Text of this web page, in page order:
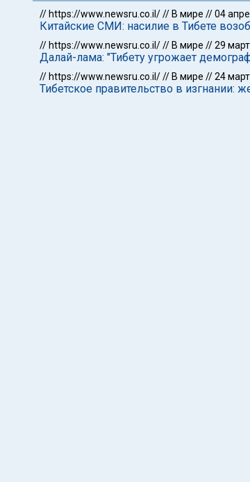
// https://www.newsru.co.il/// В мире //04
Китайские СМИ: насилие в Тибете
// https://www.newsru.co.il/// В мире //29
Далай-лама: "Тибету угрожает
// https://www.newsru.co.il/// В мире //24
Тибетское правительство в изгнании: